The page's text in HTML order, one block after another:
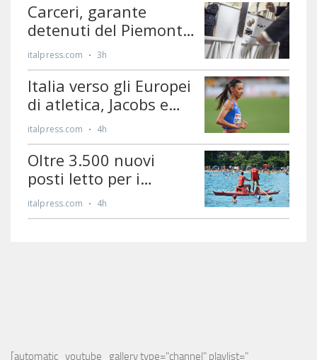
[automatic_youtube_gallery type="channel" playlist="